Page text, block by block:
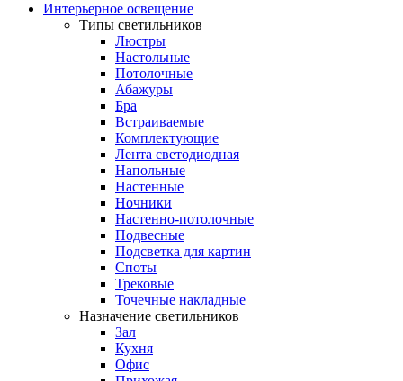
Интерьерное освещение
Типы светильников
Люстры
Настольные
Потолочные
Абажуры
Бра
Встраиваемые
Комплектующие
Лента светодиодная
Напольные
Настенные
Ночники
Настенно-потолочные
Подвесные
Подсветка для картин
Споты
Трековые
Точечные накладные
Назначение светильников
Зал
Кухня
Офис